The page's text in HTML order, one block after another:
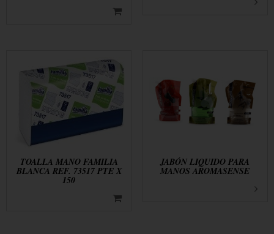
TOALLA MANO FAMILIA
BLANCA REF. 73517 PTE X
150
JABÓN LIQUIDO PARA
MANOS AROMASENSE